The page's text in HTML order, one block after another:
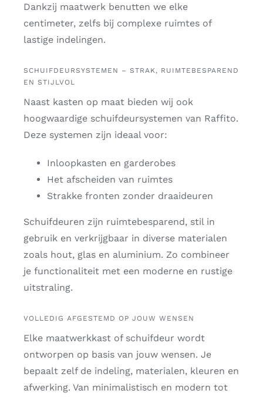
Dankzij maatwerk benutten we elke
centimeter, zelfs bij complexe ruimtes of
lastige indelingen.
SCHUIFDEURSYSTEMEN – STRAK, RUIMTEBESPAREND
EN STIJLVOL
Naast kasten op maat bieden wij ook
hoogwaardige schuifdeursystemen van Raffito.
Deze systemen zijn ideaal voor:
Inloopkasten en garderobes
Het afscheiden van ruimtes
Strakke fronten zonder draaideuren
Schuifdeuren zijn ruimtebesparend, stil in
gebruik en verkrijgbaar in diverse materialen
zoals hout, glas en aluminium. Zo combineer
je functionaliteit met een moderne en rustige
uitstraling.
VOLLEDIG AFGESTEMD OP JOUW WENSEN
Elke maatwerkkast of schuifdeur wordt
ontworpen op basis van jouw wensen. Je
bepaalt zelf de indeling, materialen, kleuren en
afwerking. Van minimalistisch en modern tot